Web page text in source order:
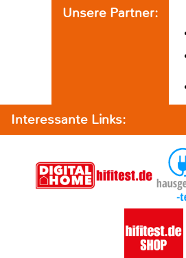
Unsere Partner:
Interessante Links: